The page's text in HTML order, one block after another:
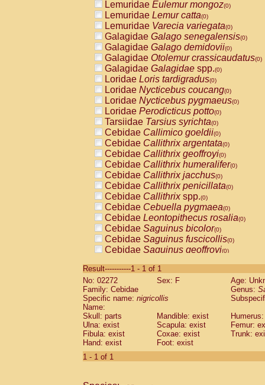
Lemuridae Eulemur mongoz(0)
Lemuridae Lemur catta(0)
Lemuridae Varecia variegata(0)
Galagidae Galago senegalensis(0)
Galagidae Galago demidovii(0)
Galagidae Otolemur crassicaudatus(0)
Galagidae Galagidae spp.(0)
Loridae Loris tardigradus(0)
Loridae Nycticebus coucang(0)
Loridae Nycticebus pygmaeus(0)
Loridae Perodicticus potto(0)
Tarsiidae Tarsius syrichta(0)
Cebidae Callimico goeldii(0)
Cebidae Callithrix argentata(0)
Cebidae Callithrix geoffroyi(0)
Cebidae Callithrix humeralifer(0)
Cebidae Callithrix jacchus(0)
Cebidae Callithrix penicillata(0)
Cebidae Callithrixspp.(0)
Cebidae Cebuella pygmaea(0)
Cebidae Leontopithecus rosalia(0)
Cebidae Saguinus bicolor(0)
Cebidae Saguinus fuscicollis(0)
Cebidae Saguinus geoffroyi(0)
CebidaeSaguinus labiatus(0)
Cebidae Saguinus leucopus (0)
Cebidae
CebidaeSaguinus mystax
Cebidae Saguinus nigricollis (1)
Cebidae Saguinus oedipus
Cebidae Saguinus weddelli
Cebidae Saguinusspp.
Cebidae
Result-----------1 - 1 of 1
No: 02272
Sex: F
Age:
Family: Cebidae
Genus:
Specific name: nigricollis
Name:
Skull: parts
Mandible: exist
Ulna: exist
Scapula: exist
Femur:
Fibula: exist
Coxae: exist
Trunk:
Hand: exist
Foot: exist
1 - 1 of 1